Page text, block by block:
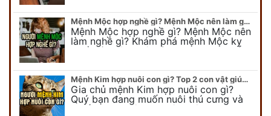
Mệnh Mộc hợp nghề gì? Mệnh Mộc nên làm gì? Mệnh Mộc kỵ nghề nào?
Mệnh Mộc hợp nghề gì? Mệnh Mộc nên
làm nghề gì? Khám phá mệnh Mộc kỵ
nghề gì không nên làm. Xem ngay để
Mệnh Kim hợp nuôi con gì? Top 2 con vật giúp gia chủ Phát tài phát lộc
Gia chủ mệnh Kim hợp nuôi con gì?
Quý bạn đang muốn nuôi thú cưng và
muốn chọn một con vật nuôi hợp